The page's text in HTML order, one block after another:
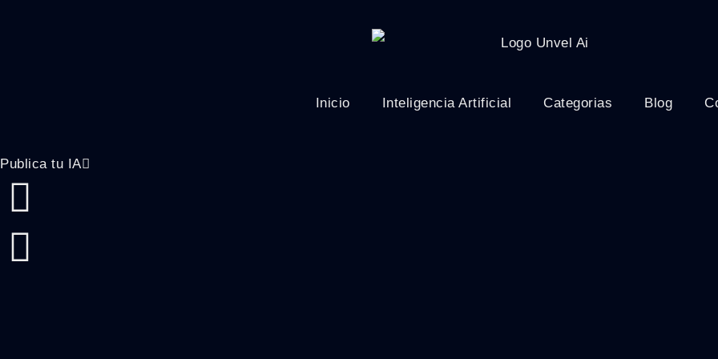
Inicio Inteligencia Artificial Categorias Blog
Publica tu IA